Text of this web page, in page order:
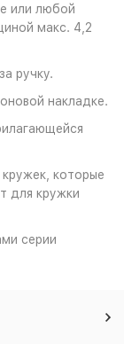
или любой
макс. 4,2
ручку.
накладке.
которые
для кружки
серии